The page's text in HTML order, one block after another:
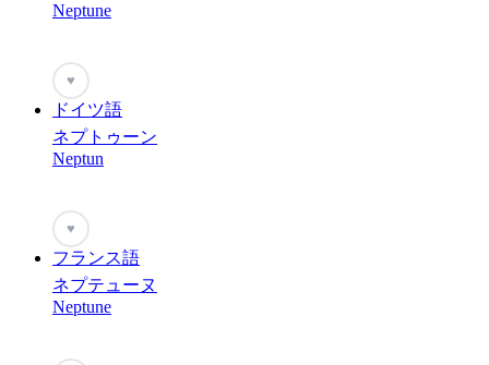
Neptune
♥
ドイツ語
ネプトゥーン
Neptun
♥
フランス語
ネプテューヌ
Neptune